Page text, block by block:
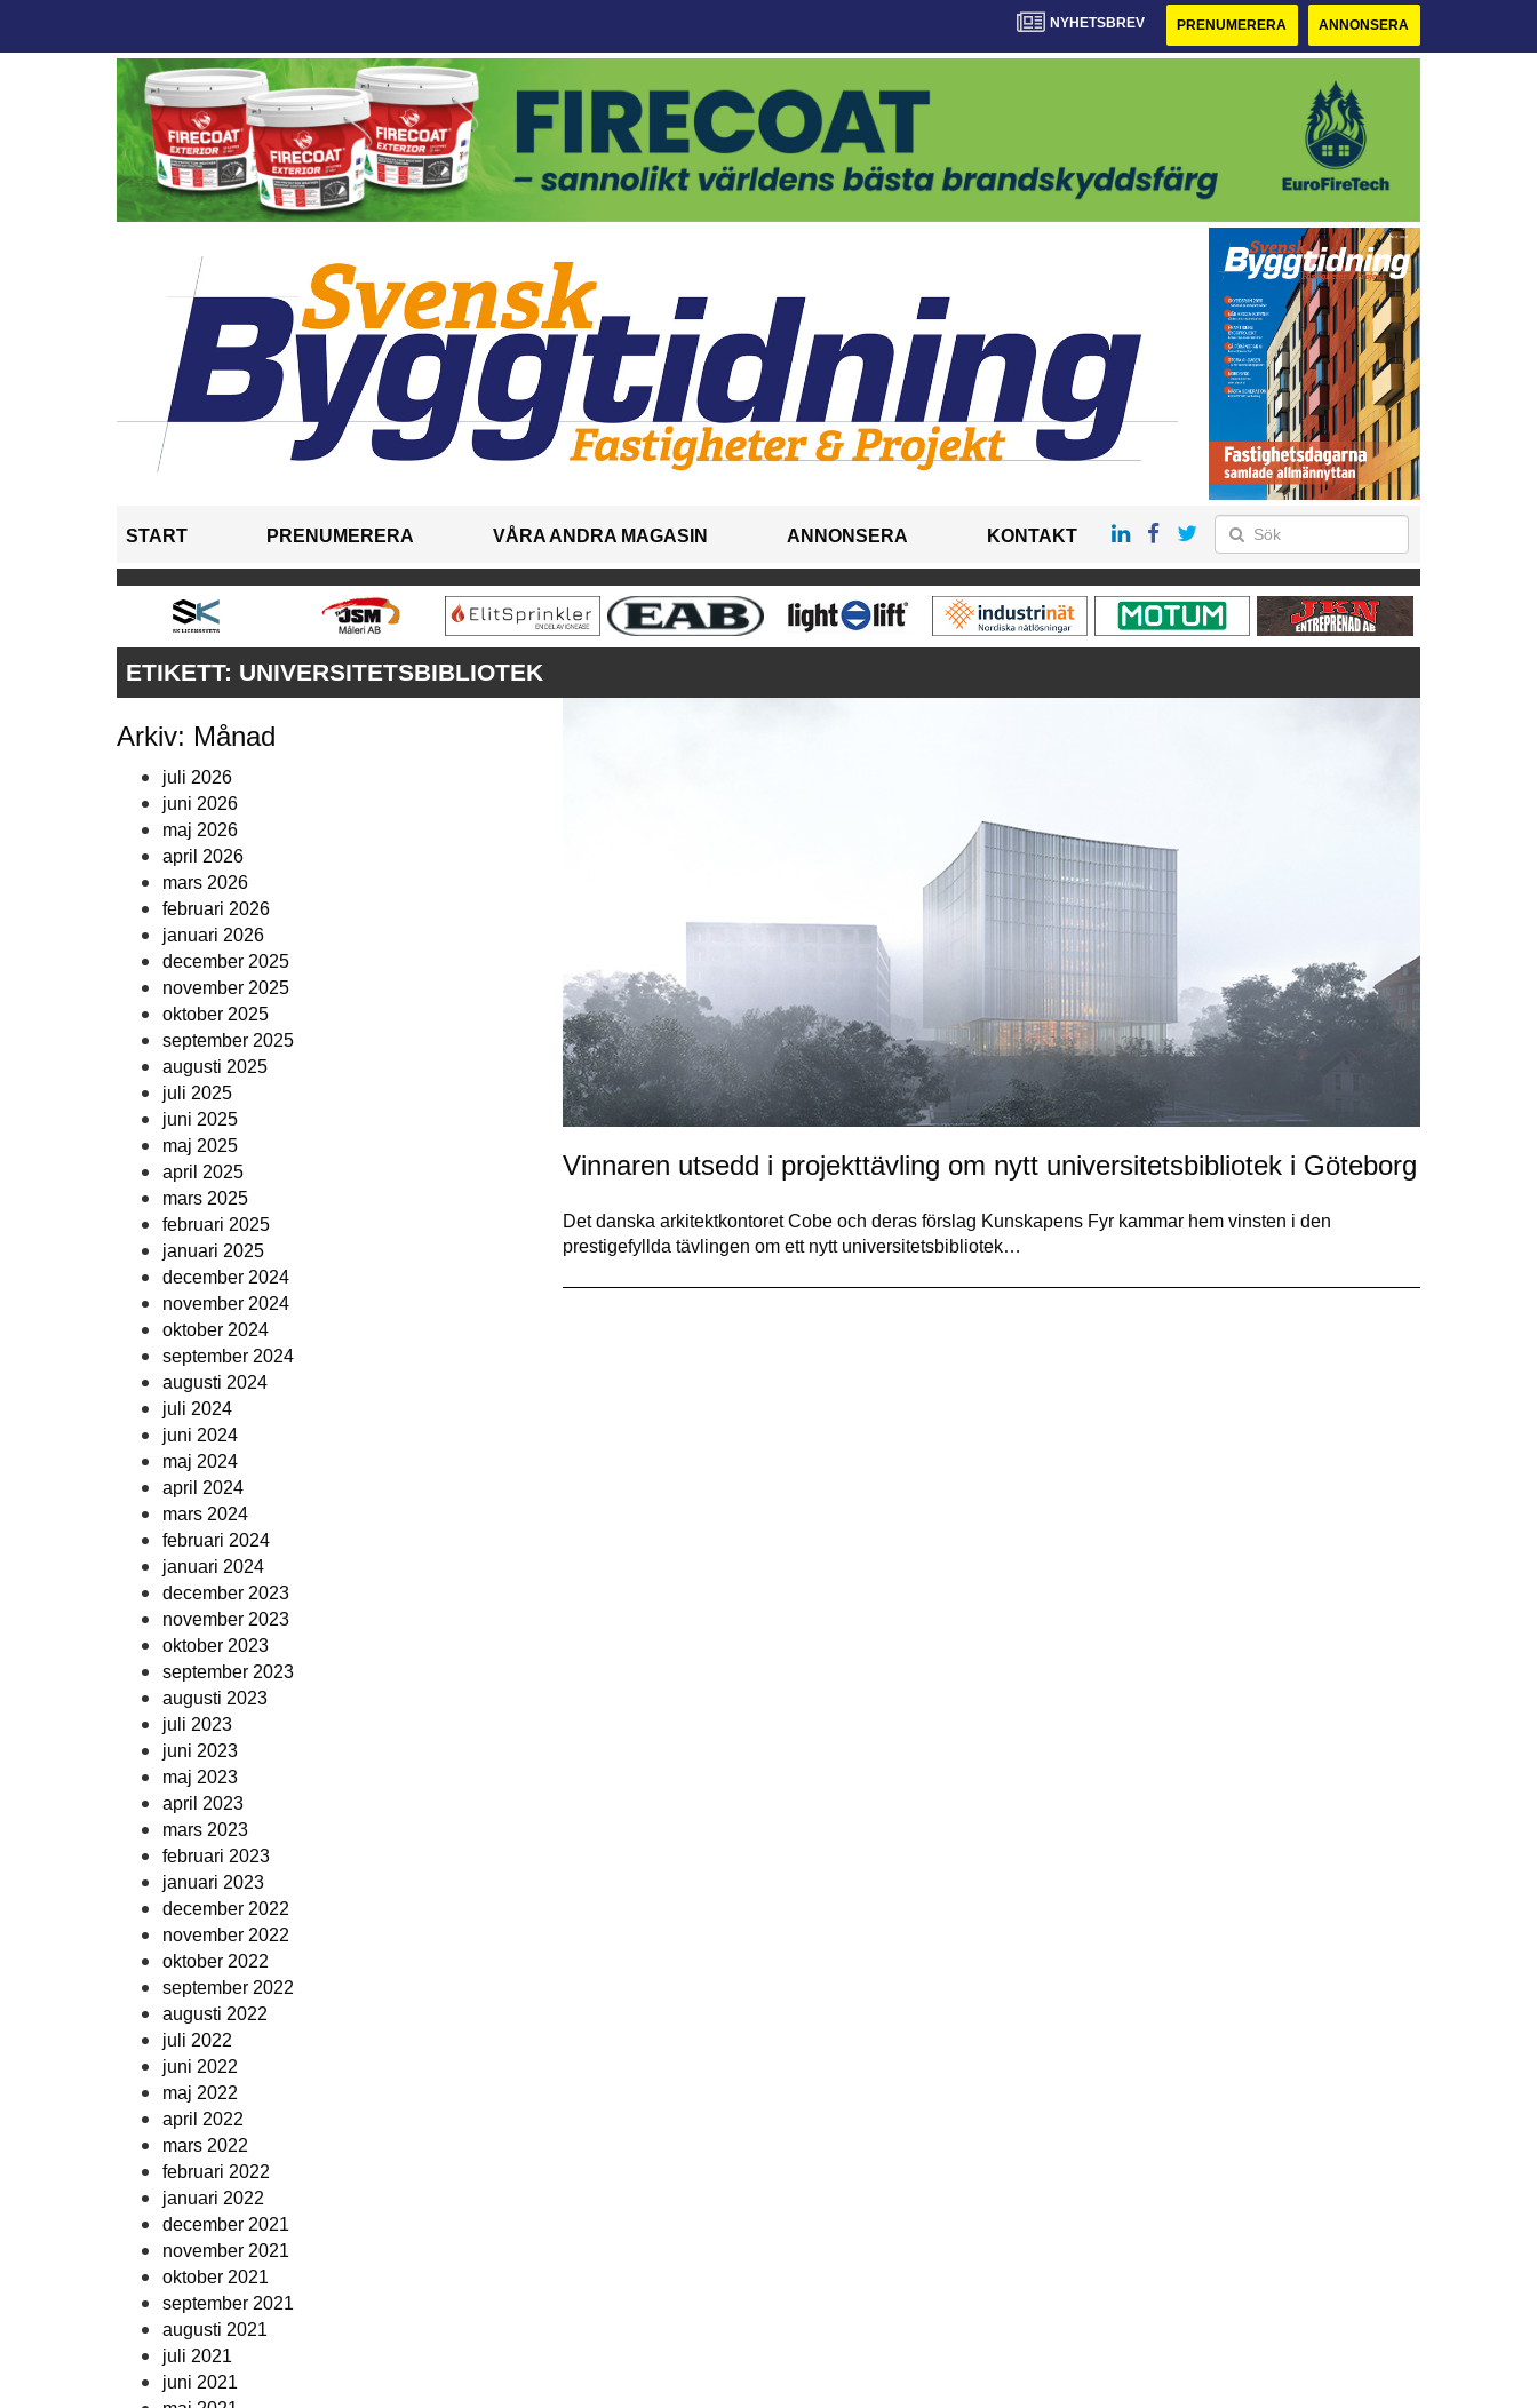
NYHETSBREV PRENUMERERA ANNONSERA
START PRENUMERERA VÅRA ANDRA MAGASIN ANNONSERA KONTAKT
ETIKETT: UNIVERSITETSBIBLIOTEK
Arkiv: Månad
juli 2026
juni 2026
maj 2026
april 2026
mars 2026
februari 2026
januari 2026
december 2025
november 2025
oktober 2025
september 2025
augusti 2025
juli 2025
juni 2025
maj 2025
april 2025
mars 2025
februari 2025
januari 2025
december 2024
november 2024
oktober 2024
september 2024
augusti 2024
juli 2024
juni 2024
maj 2024
april 2024
mars 2024
februari 2024
januari 2024
december 2023
november 2023
oktober 2023
september 2023
augusti 2023
juli 2023
juni 2023
maj 2023
april 2023
mars 2023
februari 2023
januari 2023
december 2022
november 2022
oktober 2022
september 2022
augusti 2022
juli 2022
juni 2022
maj 2022
april 2022
mars 2022
februari 2022
januari 2022
december 2021
november 2021
oktober 2021
september 2021
augusti 2021
juli 2021
juni 2021
Vinnaren utsedd i projekttävling om nytt universitetsbibliotek i Göteborg
Det danska arkitektkontoret Cobe och deras förslag Kunskapens Fyr kammar hem vinsten i den
prestigefyllda tävlingen om ett nytt universitetsbibliotek…